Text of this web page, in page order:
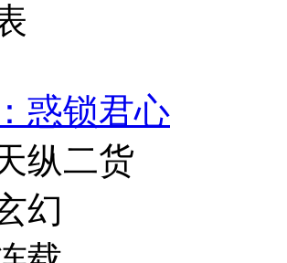
惑锁君心
纵二货
幻